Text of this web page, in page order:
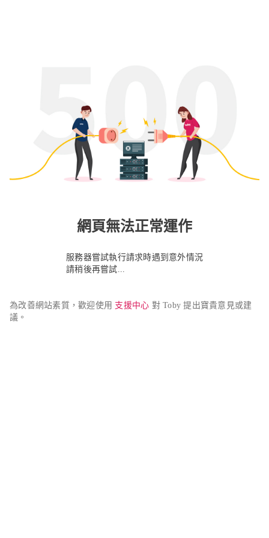
網頁無法正常運作
服務器嘗試執行請求時遇到意外情況
請稍後再嘗試...
為改善網站素質，歡迎使用 支援中心 對 Toby 提出寶貴意見或建
議。